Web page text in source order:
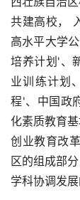
共建高校，
高水平大学
培养计划'、
业训练计划
程'、中国政
化素质教育
创业教育改
区的组成部
学科协调发展